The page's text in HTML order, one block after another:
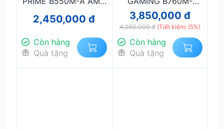
DDR4 M.2 NVMe PCIe
4.0 Chính Hãng
2,450,000 đ
Còn hàng
Quà tặng
PLUS WIFI D4 Chính
Hãng, Hỗ Trợ Intel
Gen 12/13/14, DDR4,
WiFi 6
3,850,000 đ
4,050,000 đ (Tiết kiệm: (5%)
Còn hàng
Quà tặng